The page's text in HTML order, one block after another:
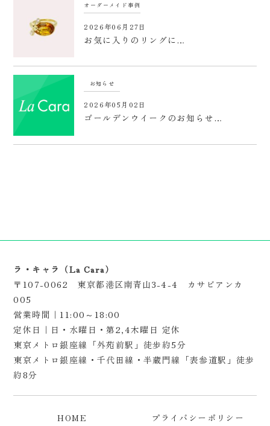
オーダーメイド事例
2026年06月27日
お気に入りのリングに…
お知らせ
2026年05月02日
ゴールデンウイークのお知らせ…
ラ・キャラ（La Cara）
〒107-0062 東京都港区南青山3-4-4 カサビアンカ
005
営業時間｜11:00～18:00
定休日｜日・水曜日・第2,4木曜日 定休
東京メトロ銀座線「外苑前駅」徒歩約5分
東京メトロ銀座線・千代田線・半蔵門線「表参道駅」徒歩
約8分
HOME プライバシーポリシー